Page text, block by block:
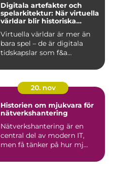
Digitala artefakter och
spelarkitektur: När virtuella
världar blir historiska
Virtuella världar är mer än
bara spel – de är digitala
tidskapslar som f&a...
20. nov
Historien om mjukvara för
nätverkshantering
Nätverkshantering är en
central del av modern IT,
men få tänker på hur mj...